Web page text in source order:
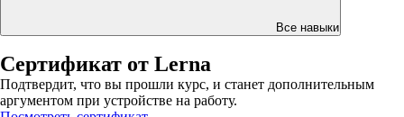
Все навыки
Сертификат от Lerna
Подтвердит, что вы прошли курс, и станет дополнительным
аргументом при устройстве на работу.